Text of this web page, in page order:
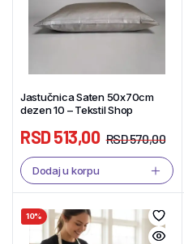
Jastučnica Saten 50x70cm
dezen 10 – Tekstil Shop
RSD570,00
RSD513,00
Dodaj u korpu
10%